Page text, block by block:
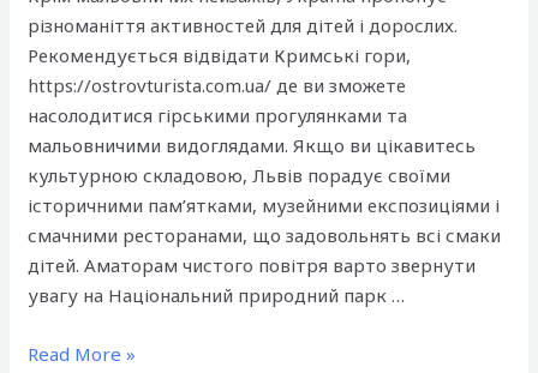
різноманіття активностей для дітей і дорослих.
Рекомендується відвідати Кримські гори,
https://ostrovturista.com.ua/ де ви зможете
насолодитися гірськими прогулянками та
мальовничими видоглядами. Якщо ви цікавитесь
культурною складовою, Львів порадує своїми
історичними пам’ятками, музейними експозиціями і
смачними ресторанами, що задовольнять всі смаки
дітей. Аматорам чистого повітря варто звернути
увагу на Національний природний парк …
Найкращі
Read More »